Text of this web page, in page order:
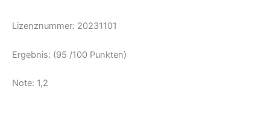
Lizenznummer: 20231101
Ergebnis: (95 /100 Punkten)
Note: 1,2